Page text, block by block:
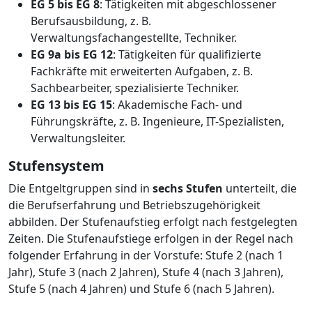
EG 5 bis EG 8: Tätigkeiten mit abgeschlossener
Berufsausbildung, z. B.
Verwaltungsfachangestellte, Techniker.
EG 9a bis EG 12: Tätigkeiten für qualifizierte
Fachkräfte mit erweiterten Aufgaben, z. B.
Sachbearbeiter, spezialisierte Techniker.
EG 13 bis EG 15: Akademische Fach- und
Führungskräfte, z. B. Ingenieure, IT-Spezialisten,
Verwaltungsleiter.
Stufensystem
Die Entgeltgruppen sind in sechs Stufen unterteilt, die
die Berufserfahrung und Betriebszugehörigkeit
abbilden. Der Stufenaufstieg erfolgt nach festgelegten
Zeiten. Die Stufenaufstiege erfolgen in der Regel nach
folgender Erfahrung in der Vorstufe: Stufe 2 (nach 1
Jahr), Stufe 3 (nach 2 Jahren), Stufe 4 (nach 3 Jahren),
Stufe 5 (nach 4 Jahren) und Stufe 6 (nach 5 Jahren).